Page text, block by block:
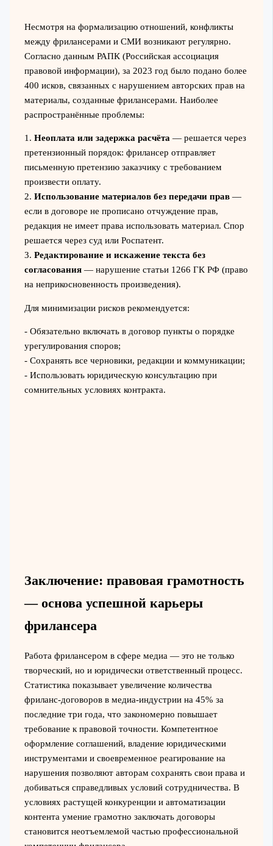
Несмотря на формализацию отношений, конфликты
между фрилансерами и СМИ возникают регулярно.
Согласно данным РАПК (Российская ассоциация
правовой информации), за 2023 год было подано более
400 исков, связанных с нарушением авторских прав на
материалы, созданные фрилансерами. Наиболее
распространённые проблемы:
1. Неоплата или задержка расчёта— решается через
претензионный порядок: фрилансер отправляет
письменную претензию заказчику с требованием
произвести оплату.
2. Использование материалов без передачи прав—
если в договоре не прописано отчуждение прав,
редакция не имеет права использовать материал. Спор
решается через суд или Роспатент.
3. Редактирование и искажение текста без
согласования— нарушение статьи 1266 ГК РФ (право
на неприкосновенность произведения).
Для минимизации рисков рекомендуется:
- Обязательно включать в договор пункты о порядке
урегулирования споров;
- Сохранять все черновики, редакции и коммуникации;
- Использовать юридическую консультацию при
сомнительных условиях контракта.
Заключение: правовая грамотность
— основа успешной карьеры
фрилансера
Работа фрилансером в сфере медиа — это не только
творческий, но и юридически ответственный процесс.
Статистика показывает увеличение количества
фриланс-договоров в медиа-индустрии на 45% за
последние три года, что закономерно повышает
требование к правовой точности. Компетентное
оформление соглашений, владение юридическими
инструментами и своевременное реагирование на
нарушения позволяют авторам сохранять свои права и
добиваться справедливых условий сотрудничества. В
условиях растущей конкуренции и автоматизации
контента умение грамотно заключать договоры
становится неотъемлемой частью профессиональной